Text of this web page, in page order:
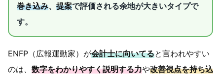
巻き込み、 提案で評価される余地が大きいタイプで
す。
ENFP（広報運動家）が会計士に向いてると言われやすい
のは、 数字をわかりやすく説明する力や改善視点を持ち込